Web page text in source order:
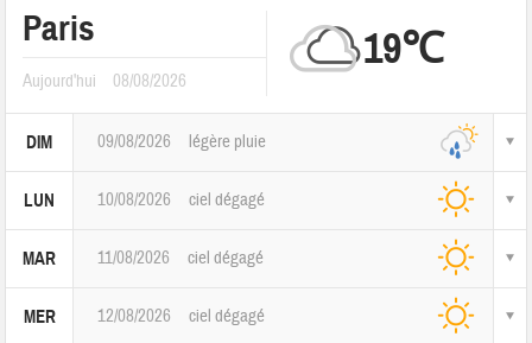
Paris
Aujourd'hui 08/08/2026
19℃
DIM 09/08/2026 légère pluie
LUN 10/08/2026 ciel dégagé
MAR 11/08/2026 ciel dégagé
MER 12/08/2026 ciel dégagé